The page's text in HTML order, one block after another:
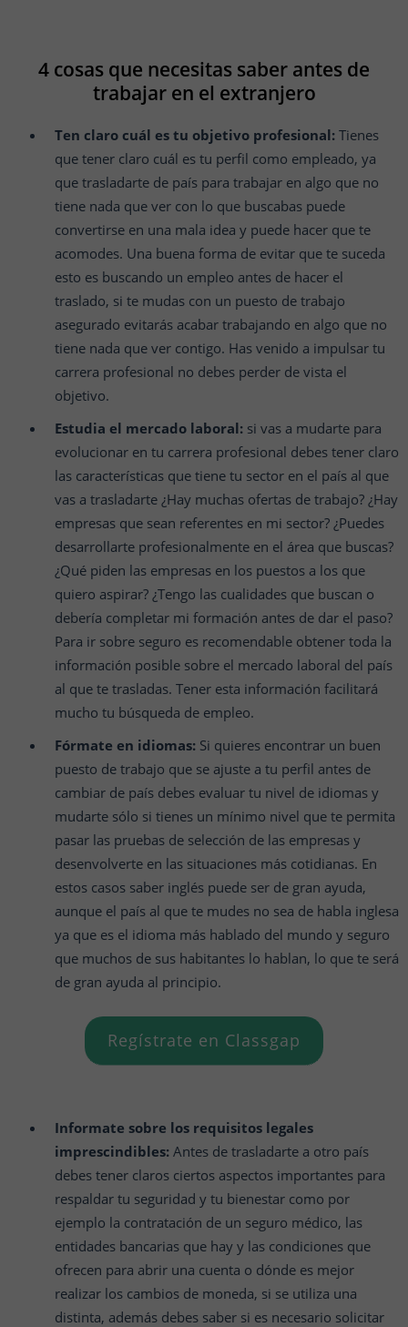
4 cosas que necesitas saber antes de
trabajar en el extranjero
Ten claro cuál es tu objetivo profesional: Tienes
que tener claro cuál es tu perfil como empleado, ya
que trasladarte de país para trabajar en algo que no
tiene nada que ver con lo que buscabas puede
convertirse en una mala idea y puede hacer que te
acomodes. Una buena forma de evitar que te suceda
esto es buscando un empleo antes de hacer el
traslado, si te mudas con un puesto de trabajo
asegurado evitarás acabar trabajando en algo que no
tiene nada que ver contigo. Has venido a impulsar tu
carrera profesional no debes perder de vista el
objetivo.
Estudia el mercado laboral: si vas a mudarte para
evolucionar en tu carrera profesional debes tener claro
las características que tiene tu sector en el país al que
vas a trasladarte ¿Hay muchas ofertas de trabajo? ¿Hay
empresas que sean referentes en mi sector? ¿Puedes
desarrollarte profesionalmente en el área que buscas?
¿Qué piden las empresas en los puestos a los que
quiero aspirar? ¿Tengo las cualidades que buscan o
debería completar mi formación antes de dar el paso?
Para ir sobre seguro es recomendable obtener toda la
información posible sobre el mercado laboral del país
al que te trasladas. Tener esta información facilitará
mucho tu búsqueda de empleo.
Fórmate en idiomas: Si quieres encontrar un buen
puesto de trabajo que se ajuste a tu perfil antes de
cambiar de país debes evaluar tu nivel de idiomas y
mudarte sólo si tienes un mínimo nivel que te permita
pasar las pruebas de selección de las empresas y
desenvolverte en las situaciones más cotidianas. En
estos casos saber inglés puede ser de gran ayuda,
aunque el país al que te mudes no sea de habla inglesa
ya que es el idioma más hablado del mundo y seguro
que muchos de sus habitantes lo hablan, lo que te será
de gran ayuda al principio.
Regístrate en Classgap
Informate sobre los requisitos legales
imprescindibles: Antes de trasladarte a otro país
debes tener claros ciertos aspectos importantes para
respaldar tu seguridad y tu bienestar como por
ejemplo la contratación de un seguro médico, las
entidades bancarias que hay y las condiciones que
ofrecen para abrir una cuenta o dónde es mejor
realizar los cambios de moneda, si se utiliza una
distinta, además debes saber si es necesario solicitar